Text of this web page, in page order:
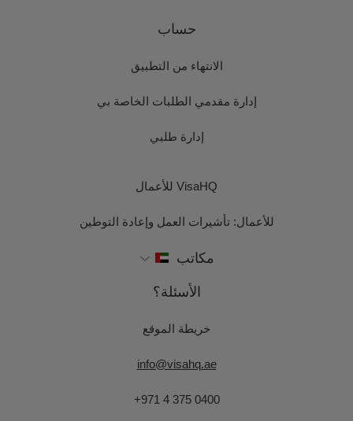
حساب
الانتهاء من التطبيق
إدارة مقدمي الطلبات الخاصة بي
إدارة طلبي
VisaHQ للأعمال
للأعمال: تأشيرات العمل وإعادة التوطين
مكاتب
الأسئلة؟
خريطة الموقع
info@visahq.ae
+971 4 375 0400